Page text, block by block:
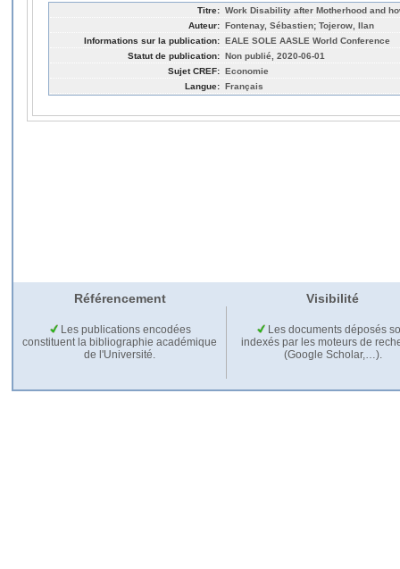
Titre: Work Disability after Motherhood and
Auteur: Fontenay, Sébastien; Tojerow, Ilan
Informations sur la publication: EALE SOLE AASLE World Conference
Statut de publication: Non publié, 2020-06-01
Sujet CREF: Economie
Langue: Français
Référencement Visibilité
Les publications encodées
constituent la bibliographie académique
de l'Université.
Les documents déposés
indexés par les moteurs de
(Google Scholar,…).